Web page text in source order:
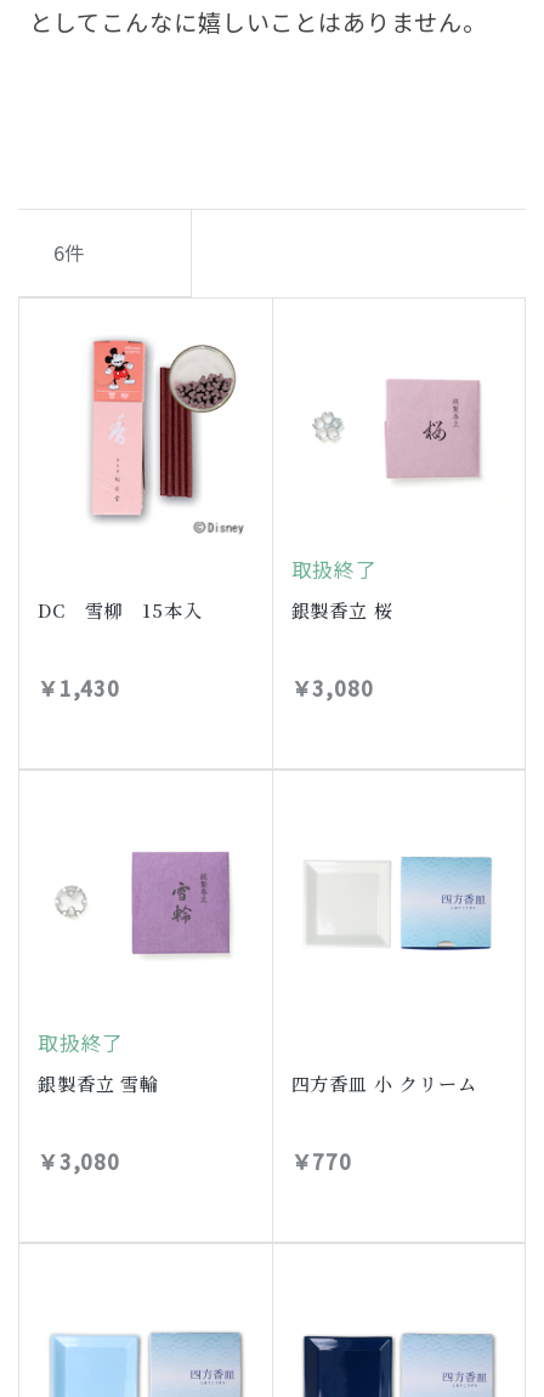
としてこんなに嬉しいことはありません。
6件
DC 雪柳 15本入
￥1,430
取扱終了
銀製香立 桜
￥3,080
取扱終了
銀製香立 雪輪
￥3,080
四方香皿 小 クリーム
￥770